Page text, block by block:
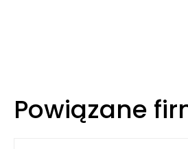
Powiązane